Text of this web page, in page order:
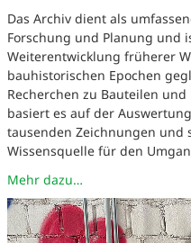
Das Archiv dient als
Forschung und Planung und
Weiterentwicklung früherer
bauhistorischen Epochen
Recherchen zu Bauteilen
basiert es auf der
tausenden Zeichnungen
Wissensquelle für den
Mehr dazu…